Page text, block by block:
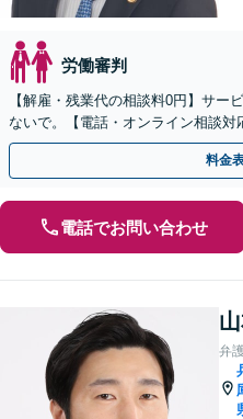
労働審判
【解雇・残業代の相談料0円】サー
ないで。【電話・オンライン相談対
料金
電話でお問い合わせ
弁